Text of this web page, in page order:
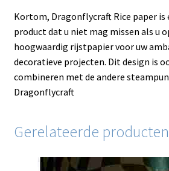
Kortom, Dragonflycraft Rice paper is
product dat u niet mag missen als u
hoogwaardig rijstpapier voor uw
decoratieve projecten. Dit design is
combineren met de andere
Dragonflycraft
Gerelateerde producten